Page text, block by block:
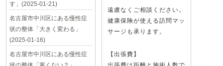
遠慮なくご相談ください。
健康保険が使える訪問マッ
サージも承ります。
【出張費】
す」(2025-01-21)
名古屋市中川区にある慢性症
状の整体「大きく変わる」
(2025-01-16)
名古屋市中川区にある慢性症